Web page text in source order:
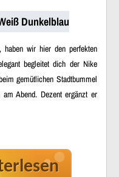
Dunkelblau
haben wir hier den perfekten
begleitet dich der Nike
gemütlichen Stadtbummel
Abend. Dezent ergänzt er